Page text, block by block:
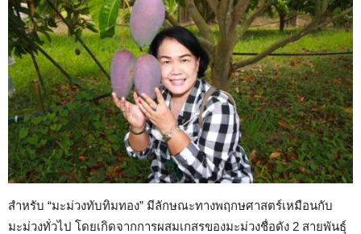
สำหรับ “มะม่วงทับทิมทอง” มีลักษณะทางพฤกษศาสตร์เหมือนกับ
มะม่วงทั่วไป โดยเกิดจากการผสมเกสรของมะม่วงชื่อดัง 2 สายพันธุ์